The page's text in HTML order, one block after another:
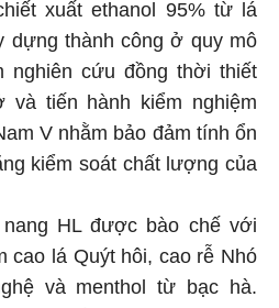
xuất ethanol 95% từ lá
dựng thành công ở quy mô
nghiên cứu đồng thời thiết
và tiến hành kiểm nghiệm
V nhằm bảo đảm tính ổn
kiểm soát chất lượng của
HL được bào chế với
cao lá Quýt hôi, cao rễ Nhó
và menthol từ bạc hà.